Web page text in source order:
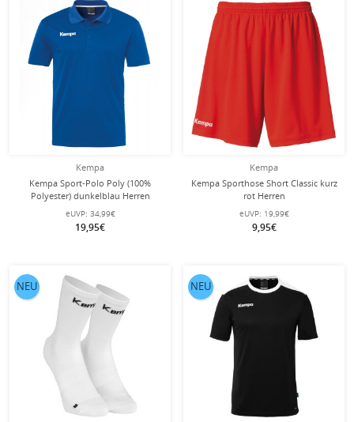
Kempa
Kempa Sport-Polo Poly (100%
Polyester) dunkelblau Herren
eUVP: 34,99€
19,95€
Kempa
Kempa Sporthose Short Classic kurz
rot Herren
eUVP: 19,99€
9,95€
NEU NEU